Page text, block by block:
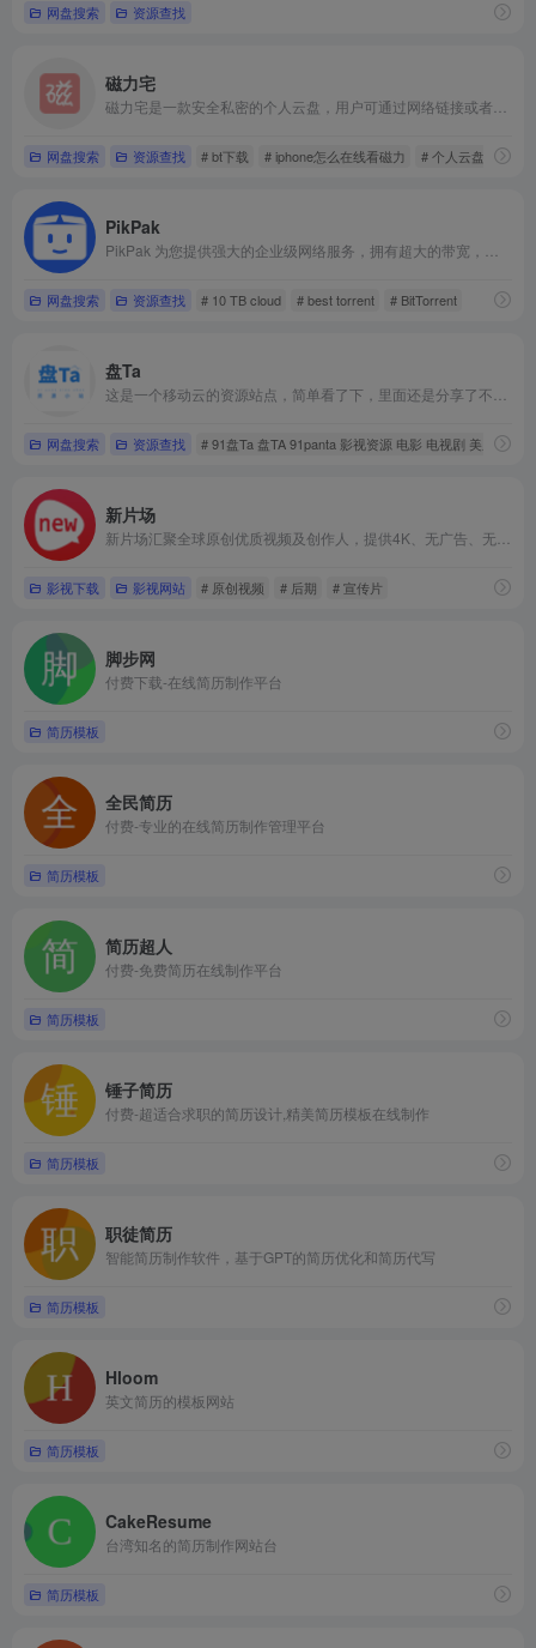
网盘搜索 资源查找
磁力宅
网盘搜索 资源查找 # bt下载 # iphone怎么在线看磁力 # 个人云盘
PikPak
网盘搜索 资源查找 # 10 TB cloud # best torrent # BitTorrent
盘Ta
网盘搜索 资源查找 # 91盘Ta 盘TA 91panta 影视资源 电影 电视剧 美剧 密室
新片场
影视下载 影视网站 # 原创视频 # 后期 # 宣传片
脚步网
付费下载-在线简历制作平台
简历模板
全民简历
付费-专业的在线简历制作管理平台
简历模板
简历超人
付费-免费简历在线制作平台
简历模板
锤子简历
付费-超适合求职的简历设计,精美简历模板在线制作
简历模板
职徒简历
智能简历制作软件，基于GPT的简历优化和简历代写
简历模板
Hloom
英文简历的模板网站
简历模板
CakeResume
台湾知名的简历制作网站台
简历模板